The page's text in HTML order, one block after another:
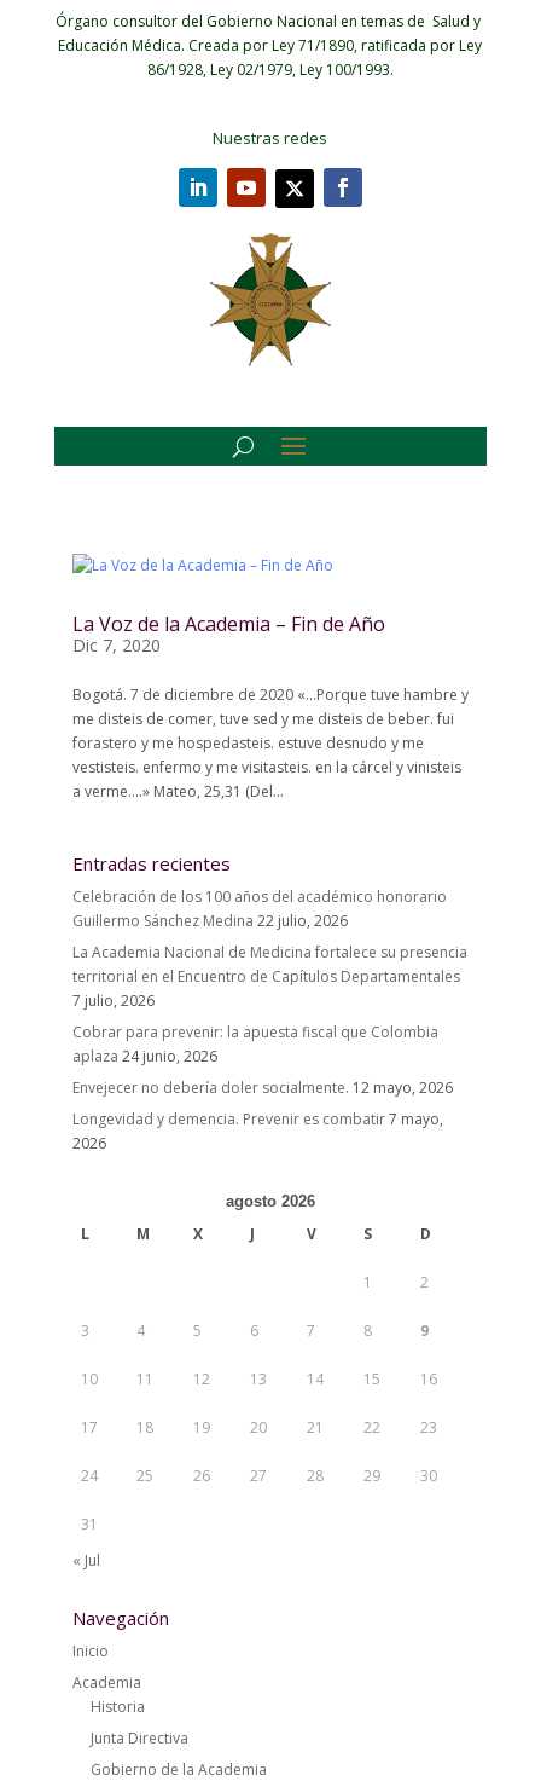
Órgano consultor del Gobierno Nacional en temas de Salud y
Educación Médica. Creada por Ley 71/1890, ratificada por Ley
86/1928, Ley 02/1979, Ley 100/1993.
Nuestras redes
La Voz de la Academia – Fin de Año
Dic 7, 2020
Bogotá. 7 de diciembre de 2020 «…Porque tuve hambre y
me disteis de comer, tuve sed y me disteis de beber. fui
forastero y me hospedasteis. estuve desnudo y me
vestisteis. enfermo y me visitasteis. en la cárcel y vinisteis
a verme….» Mateo, 25,31 (Del...
Entradas recientes
Celebración de los 100 años del académico honorario
Guillermo Sánchez Medina 22 julio, 2026
La Academia Nacional de Medicina fortalece su presencia
territorial en el Encuentro de Capítulos Departamentales
7 julio, 2026
Cobrar para prevenir: la apuesta fiscal que Colombia
aplaza 24 junio, 2026
Envejecer no debería doler socialmente. 12 mayo, 2026
Longevidad y demencia. Prevenir es combatir7 mayo,
2026
agosto 2026
L M X J V S D
1 2
3 4 5 6 7 8 9
10 11 12 13 14 15 16
17 18 19 20 21 22 23
24 25 26 27 28 29 30
31
« Jul
Navegación
Inicio
Academia
Historia
Junta Directiva
Gobierno de la Academia